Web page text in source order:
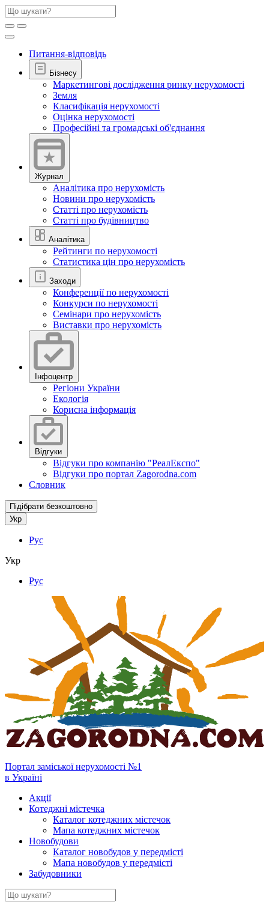
Питання-відповідь
Бізнесу
Маркетингові дослідження ринку нерухомості
Земля
Класифікація нерухомості
Оцінка нерухомості
Професійні та громадські об'єднання
Журнал
Аналітика про нерухомість
Новини про нерухомість
Статті про нерухомість
Статті про будівництво
Аналітика
Рейтинги по нерухомості
Статистика цін про нерухомість
Заходи
Конференції по нерухомості
Конкурси по нерухомості
Семінари про нерухомість
Виставки про нерухомість
Інфоцентр
Регіони України
Екологія
Корисна інформація
Відгуки
Відгуки про компанію "РеалЕкспо"
Відгуки про портал Zagorodna.com
Словник
Підібрати безкоштовно
Укр
Рус
Укр
Рус
Портал заміської нерухомості №1
в Україні
Акції
Котеджні містечка
Каталог котеджних містечок
Мапа котеджних містечок
Новобудови
Каталог новобудов у передмісті
Мапа новобудов у передмісті
Забудовники